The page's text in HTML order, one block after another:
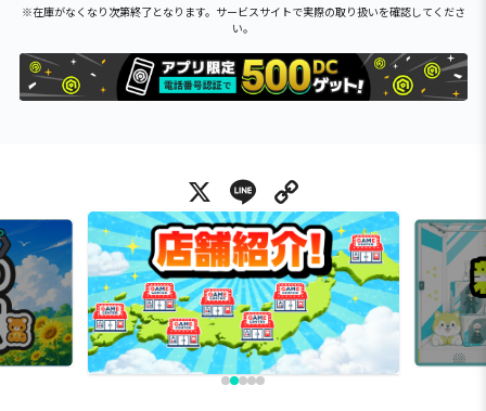
※在庫がなくなり次第終了となります。サービスサイトで実際の取り扱いを確認してくださ
い。
X Line